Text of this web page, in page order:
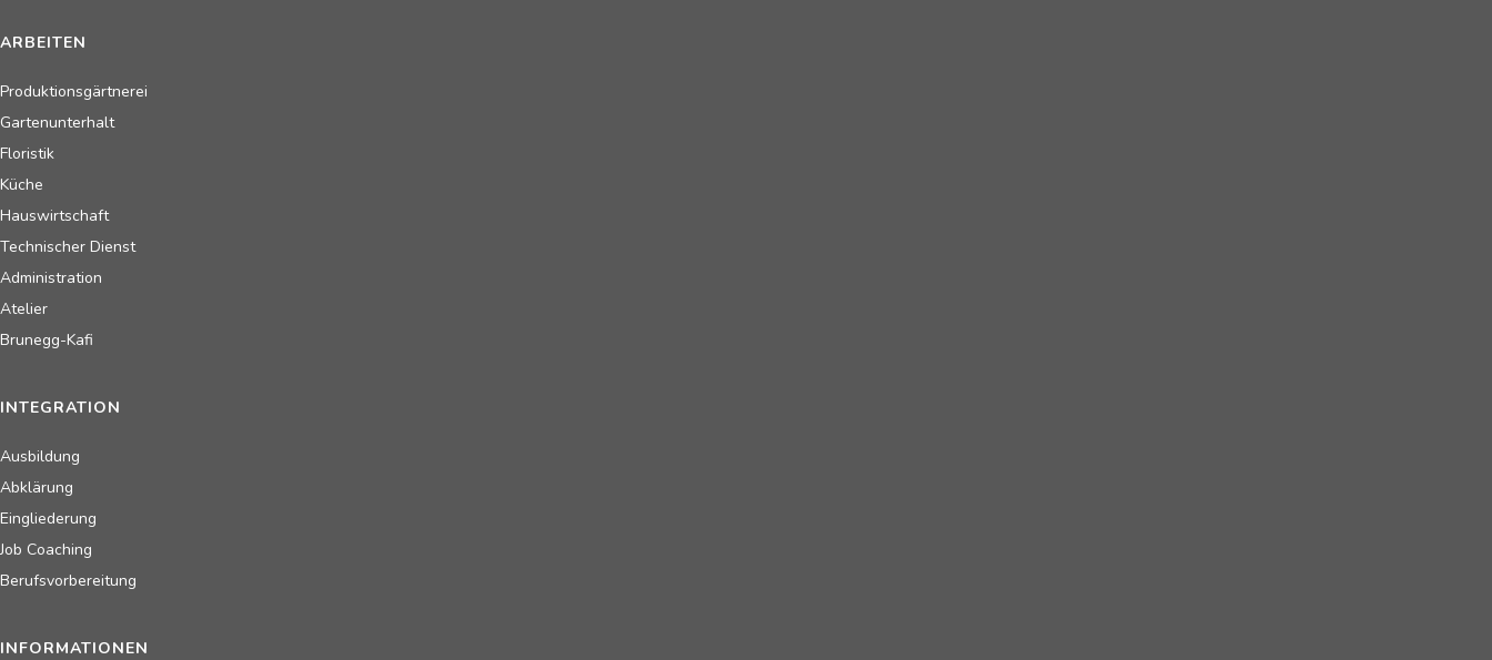
ARBEITEN
Produktionsgärtnerei
Gartenunterhalt
Floristik
Küche
Hauswirtschaft
Technischer Dienst
Administration
Atelier
Brunegg-Kafi
INTEGRATION
Ausbildung
Abklärung
Eingliederung
Job Coaching
Berufsvorbereitung
INFORMATIONEN